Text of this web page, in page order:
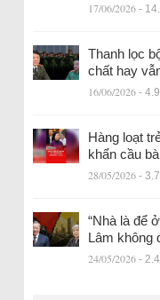
17/06/2026 -
Thanh lọc
chất hay
16/06/2026 -
Hàng loạt
khẩn cầu
28/05/2026 -
“Nhà là để
Lâm không
24/05/2026 -